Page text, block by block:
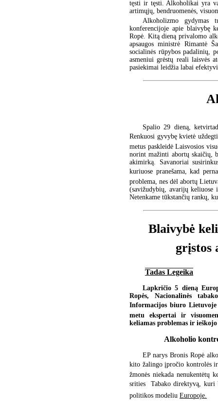
tęsti ir tęsti. Alkoholikai yra
artimųjų, bendruomenės,
Alkoholizmo gydymas
konferencijoje apie blaivybę
Ropė. Kitą dieną privalomo
apsaugos ministrė Rimantė
socialinės rūpybos padalinių,
asmeniui grėstų reali laisvės
pasiekimai leidžia labai
Spalio 29 dieną,
Renkuosi gyvybę kvietė
metus paskleidė Laisvosios
norint mažinti abortų skaičių,
akimirką. Savanoriai
kuriuose pranešama, kad
problema, nes dėl abortų
(savižudybių, avarijų
Netenkame tūkstančių rankų,
Blaivybė
grįstos
Tadas Legeika
Lapkričio 5 dieną
Ropės, Nacionalinės
Informacijos biuro Lietuvoje
metu ekspertai ir
keliamas problemas ir
Alkoholio
EP narys Bronis Ropė
kito žalingo įpročio kontrolės ir
žmonės niekada
srities  Tabako direktyvą,
politikos modeliu Europoje.